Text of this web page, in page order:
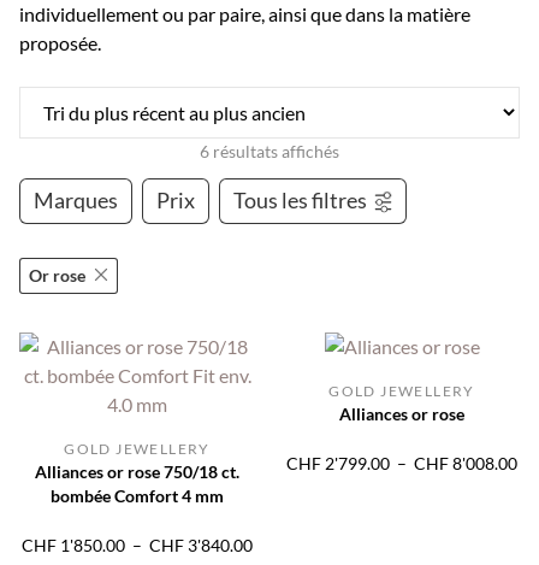
individuellement ou par paire, ainsi que dans la matière
proposée.
6 résultats affichés
Marques Prix Tous les filtres
Or rose
Alliances or rose 750/18 ct.
bombée Comfort 4 mm
GOLD JEWELLERY
CHF 1'850.00 – CHF 3'840.00Plage
Alliances or rose
GOLD JEWELLERY
CHF 2'799.00 – CHF8'008.00